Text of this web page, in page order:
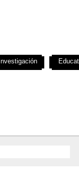
Investigación